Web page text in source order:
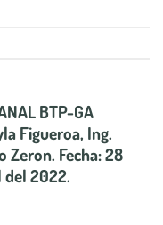
BTP-GA
Figueroa, Ing.
Zeron. Fecha: 28
del 2022.